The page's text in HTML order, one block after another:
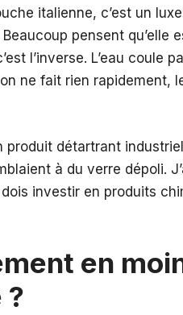
italienne, c’est un luxe
pensent qu’elle
l’inverse. L’eau coule
ne fait rien rapidement,
produit détartrant
à du verre dépoli.
investir en produits
en
?